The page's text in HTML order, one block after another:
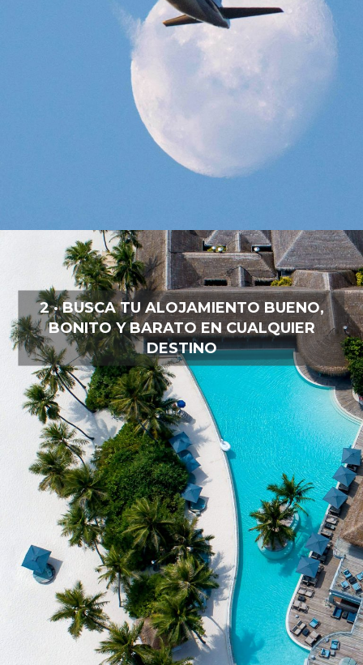
2 · BUSCA TU ALOJAMIENTO BUENO,
BONITO Y BARATO EN CUALQUIER
DESTINO